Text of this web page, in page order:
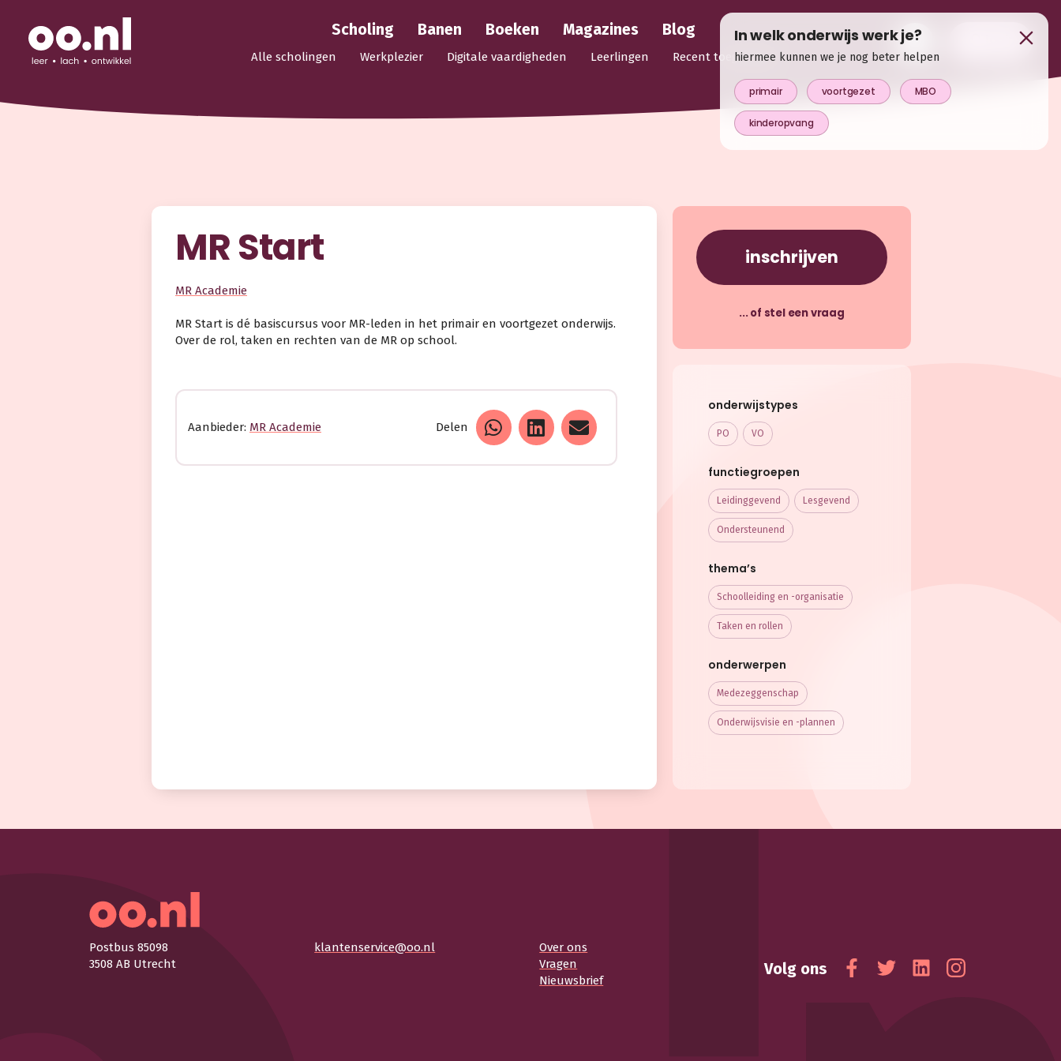
Scholing Banen Boeken Magazines Blog
Alle scholingen Werkplezier Digitale vaardigheden Leerlingen Recent toegevoegd
MR Start
MR Academie
MR Start is dé basiscursus voor MR-leden in het primair en voortgezet onderwijs.
Over de rol, taken en rechten van de MR op school.
Aanbieder: MR Academie Delen
inschrijven
... of stel een vraag
onderwijstypes
PO VO
functiegroepen
Leidinggevend Lesgevend
Ondersteunend
thema’s
Schoolleiding en -organisatie
Taken en rollen
onderwerpen
Medezeggenschap
Onderwijsvisie en -plannen
Postbus 85098
3508 AB Utrecht
klantenservice@oo.nl
Over ons
Vragen
Nieuwsbrief
Volg ons
Facebook
TwitterLinkedinInstagram
In welk onderwijs werk je?
hiermee kunnen we je nog beter helpen
primair voortgezet MBO
kinderopvang